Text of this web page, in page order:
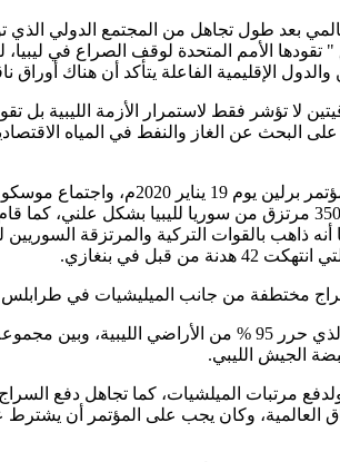
بعد طول تجاهل من المجتمع الدولي
لا تؤشر فقط لاستمرار الأزمة
البحث عن الغاز والنفط في المياه
تركيا حولت هذه الأيام "لاستراحة محارب" ، ونقلت وفق السفارة الأمريكية في
الرئيس التركي يؤكد فيها جميعًا أنه ذاهب بالقوات
4-تعامل البيان الختامي لمؤتمر برلين بالتساوي بين الجيش الليبي
وكان يجب على المؤتمر أن يشترط